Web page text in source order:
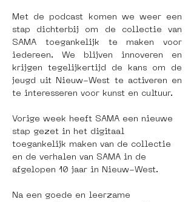
Met de podcast komen we weer een
stap dichterbij om de collectie van
SAMA toegankelijk te maken voor
iedereen. We blijven innoveren en
krijgen tegelijkertijd de kans om de
jeugd uit Nieuw-West te activeren en
te interesseren voor kunst en cultuur.
Vorige week heeft SAMA een nieuwe
stap gezet in het digitaal
toegankelijk maken van de collectie
en de verhalen van SAMA in de
afgelopen 10 jaar in Nieuw-West.
Na een goede en leerzame